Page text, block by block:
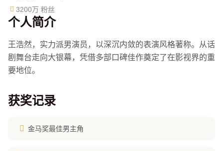
3200万 粉丝
个人简介
王浩然，实力派男演员，以深沉内敛的表演风格著称。从话
剧舞台走向大银幕，凭借多部口碑佳作奠定了在影视界的重
要地位。
获奖记录
金马奖最佳男主角